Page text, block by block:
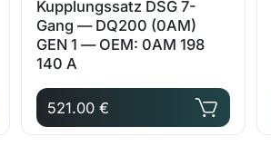
Kupplungssatz DSG 7-
Gang — DQ200 (0AM)
GEN 1 — OEM: 0AM 198
140 A
521.00 €